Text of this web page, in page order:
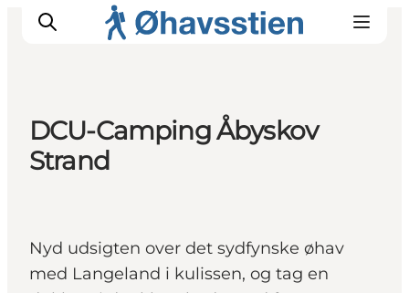
Inspiration
DCU-Camping Åbyskov
Strand
Nyd udsigten over det sydfynske øhav
med Langeland i kulissen, og tag en